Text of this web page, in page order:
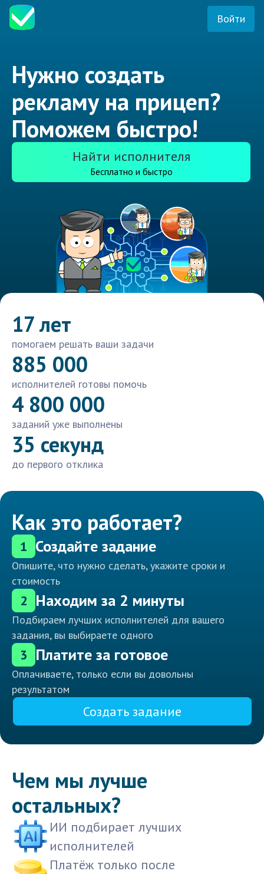
Войти
Нужно создать
рекламу на прицеп?
Поможем быстро!
Найти исполнителя
Бесплатно и быстро
17 лет
помогаем решать ваши задачи
885 000
исполнителей готовы помочь
4 800 000
заданий уже выполнены
35 секунд
до первого отклика
Как это работает?
1 Создайте задание
Опишите, что нужно сделать, укажите сроки и
стоимость
2 Находим за 2 минуты
Подбираем лучших исполнителей для вашего
задания, вы выбираете одного
3 Платите за готовое
Оплачиваете, только если вы довольны
результатом
Создать задание
Чем мы лучше
остальных?
ИИ подбирает лучших
исполнителей
Платёж только после